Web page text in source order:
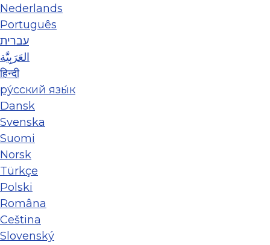
Nederlands
Português
עברית
العَرَبِيَّة
हिन्दी
ру́сский язы́к
Dansk
Svenska
Suomi
Norsk
Türkçe
Polski
Româna
Ceština
Slovenský